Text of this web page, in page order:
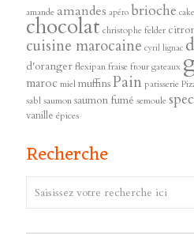
amandeamandes apéro brioche cake
chocolat christophe felder
cuisine marocaine cyril lignac
d'orangerflexipanfraiseftourgateaux
maroc mielmuffinsPainpatisserie
sablsaumonsaumon fumé semoule
vanille épices
Recherche